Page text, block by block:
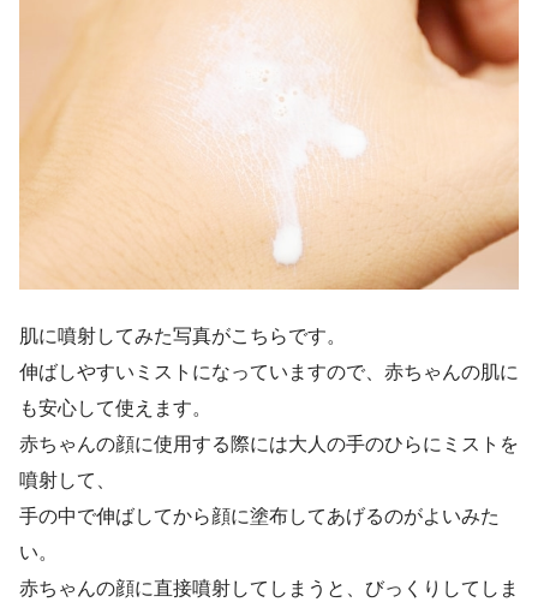
肌に噴射してみた写真がこちらです。
伸ばしやすいミストになっていますので、赤ちゃんの肌に
も安心して使えます。
赤ちゃんの顔に使用する際には大人の手のひらにミストを
噴射して、
手の中で伸ばしてから顔に塗布してあげるのがよいみた
い。
赤ちゃんの顔に直接噴射してしまうと、びっくりしてしま